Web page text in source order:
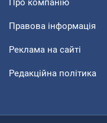
Про компанію
Правова інформація
Реклама на сайті
Редакційна політика